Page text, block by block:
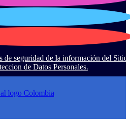
de seguridad de la información del Sitio
de Datos Personales.